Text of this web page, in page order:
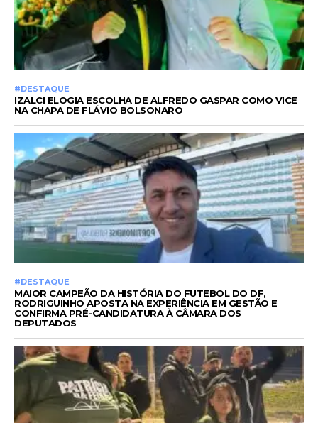
#DESTAQUE
IZALCI ELOGIA ESCOLHA DE ALFREDO GASPAR COMO VICE
NA CHAPA DE FLÁVIO BOLSONARO
#DESTAQUE
MAIOR CAMPEÃO DA HISTÓRIA DO FUTEBOL DO DF,
RODRIGUINHO APOSTA NA EXPERIÊNCIA EM GESTÃO E
CONFIRMA PRÉ-CANDIDATURA À CÂMARA DOS
DEPUTADOS